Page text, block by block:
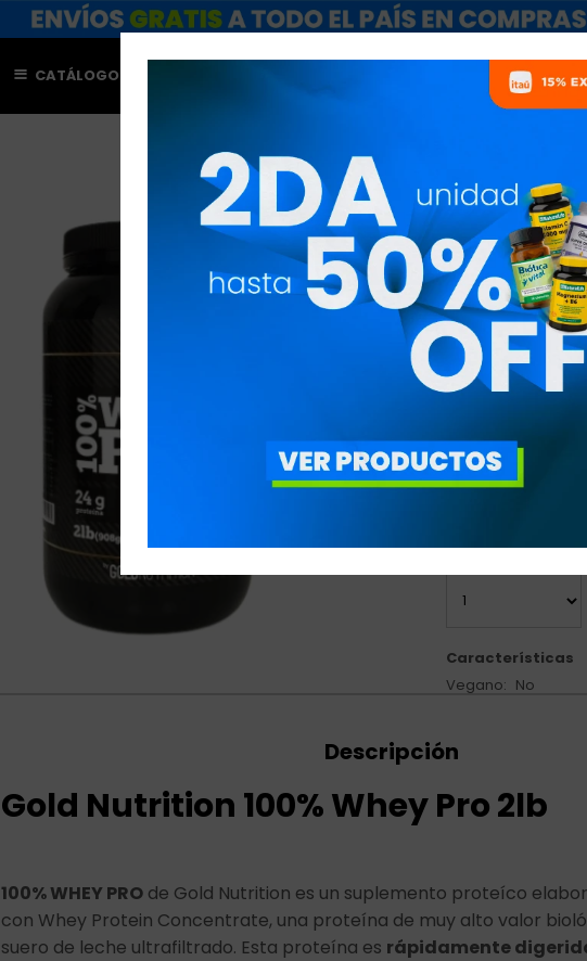
CATÁLOGO NUTRICIONISTAS
100%
SABOR
GOL61007
$2.830
$
Variedades:
Características
Vegano
No
Descripción
Gold Nutrition 100% Whey Pro 2lb
100% WHEY PRO de Gold Nutrition es un suplemento proteíco
con Whey Protein Concentrate, una proteína de muy alto valor
suero de leche ultrafiltrado. Esta proteína es rápidamente